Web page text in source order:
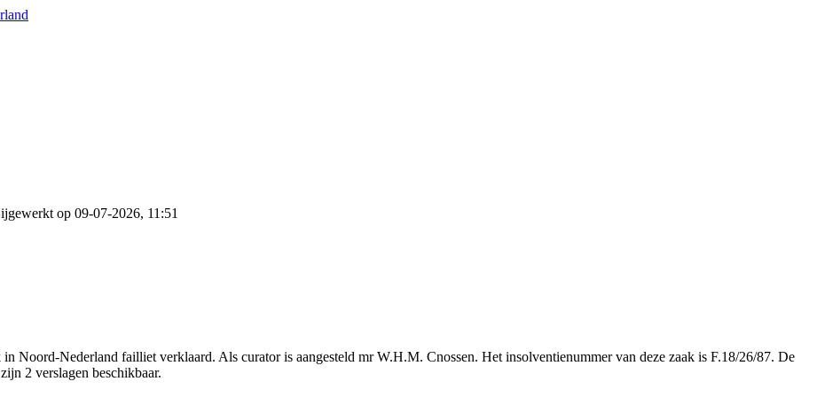
op 09-07-2026, 11:51
Noord-Nederland failliet verklaard. Als curator is aangesteld mr W.H.M. Cnossen. Het insolventienummer van deze zaak is F.18/26/87. De
2 verslagen beschikbaar.